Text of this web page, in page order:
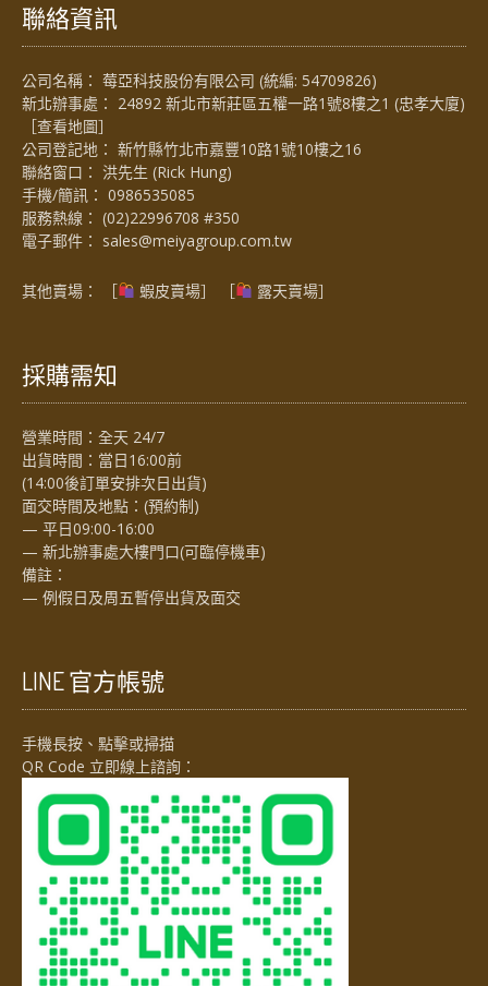
聯絡資訊
公司名稱： 莓亞科技股份有限公司 (統編: 54709826)
新北辦事處： 24892 新北市新莊區五權一路1號8樓之1 (忠孝大廈)
［查看地圖］
公司登記地： 新竹縣竹北市嘉豐10路1號10樓之16
聯絡窗口： 洪先生 (Rick Hung)
手機/簡訊： 0986535085
服務熱線： (02)22996708 #350
電子郵件： sales@meiyagroup.com.tw
其他賣場： ［ 蝦皮賣場］ ［ 露天賣場］
採購需知
營業時間：全天 24/7
出貨時間：當日16:00前
(14:00後訂單安排次日出貨)
面交時間及地點：(預約制)
— 平日09:00-16:00
— 新北辦事處大樓門口(可臨停機車)
備註：
— 例假日及周五暫停出貨及面交
LINE 官方帳號
手機長按、點擊或掃描
QR Code 立即線上諮詢：